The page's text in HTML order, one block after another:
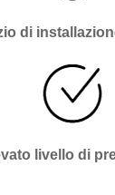
di
livello di